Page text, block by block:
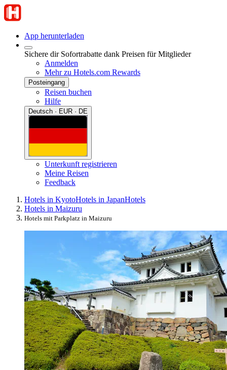
App herunterladen
Sichere dir Sofortrabatte dank Preisen für Mitglieder
Anmelden
Mehr zu Hotels.com Rewards
Posteingang
Reisen buchen
Hilfe
Deutsch · EUR · DE
Unterkunft registrieren
Meine Reisen
Feedback
Hotels in KyotoHotels in JapanHotels
Hotels in Maizuru
Hotels mit Parkplatz in Maizuru